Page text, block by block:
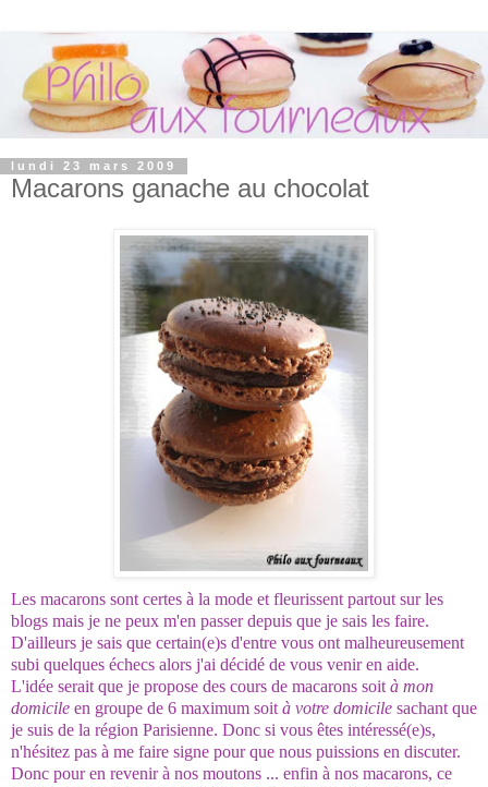
lundi 23 mars 2009
Macarons ganache au chocolat
Les macarons sont certes à la mode et fleurissent partout sur les
blogs mais je ne peux m'en passer depuis que je sais les faire.
D'ailleurs je sais que certain(e)s d'entre vous ont malheureusement
subi quelques échecs alors j'ai décidé de vous venir en aide.
L'idée serait que je propose des cours de macarons soit à mon
domicile en groupe de 6 maximum soit à votre domicile sachant que
je suis de la région Parisienne. Donc si vous êtes intéressé(e)s,
n'hésitez pas à me faire signe pour que nous puissions en discuter.
Donc pour en revenir à nos moutons ... enfin à nos macarons, ce